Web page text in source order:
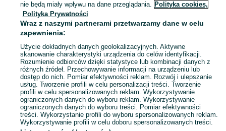
Mapa miejscowości
Mapa ministron
Popularne wyszukiwania
nie będą miały wpływu na dane przeglądania. Polityka cookies,
Polityka Prywatności
Wraz z naszymi partnerami przetwarzamy dane w celu
zapewnienia:
Użycie dokładnych danych geolokalizacyjnych. Aktywne
skanowanie charakterystyki urządzenia do celów identyfikacji.
Rozumienie odbiorców dzięki statystyce lub kombinacji danych z
różnych źródeł. Przechowywanie informacji na urządzeniu lub
dostęp do nich. Pomiar efektywności reklam. Rozwój i ulepszanie
usług. Tworzenie profili w celu personalizacji treści. Tworzenie
profili w celu spersonalizowanych reklam. Wykorzystywanie
ograniczonych danych do wyboru reklam. Wykorzystywanie
ograniczonych danych do wyboru treści. Pomiar efektywności
treści. Wykorzystanie profili do wyboru spersonalizowanych reklam.
Wykorzystywanie profili w celu doboru spersonalizowanych treści.